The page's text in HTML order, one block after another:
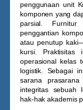
penggunaan unit
komponen yang
parsial. Furnitur
penggantian
atau penutup
kursi. Praktisitas
operasional kelas
logistik. Sebagai
sarana
integritas sebuah
hak-hak akademis